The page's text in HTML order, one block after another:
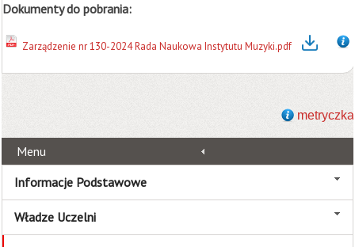
Dokumenty do pobrania:
Zarządzenie nr 130-2024 Rada Naukowa Instytutu Muzyki.pdf
metryczka
Menu
Informacje Podstawowe
Władze Uczelni